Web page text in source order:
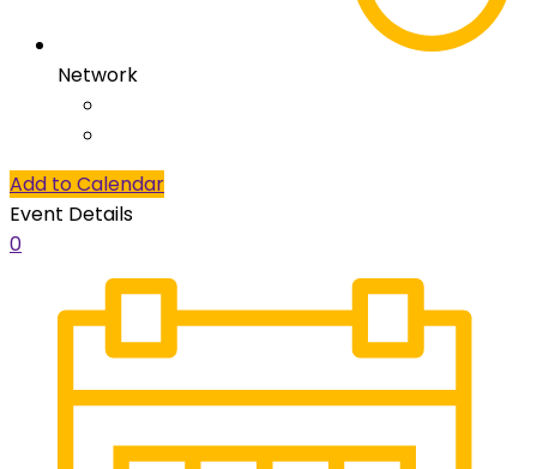
Network
Add to Calendar
Event Details
0